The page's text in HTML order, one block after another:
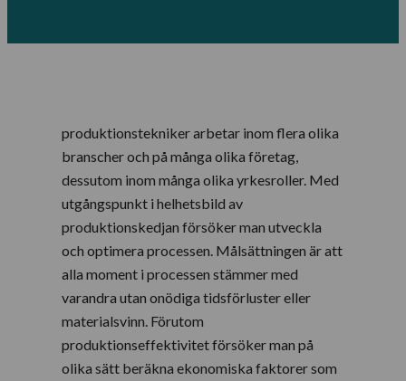
produktionstekniker arbetar inom flera olika
branscher och på många olika företag,
dessutom inom många olika yrkesroller. Med
utgångspunkt i helhetsbild av
produktionskedjan försöker man utveckla
och optimera processen. Målsättningen är att
alla moment i processen stämmer med
varandra utan onödiga tidsförluster eller
materialsvinn. Förutom
produktionseffektivitet försöker man på
olika sätt beräkna ekonomiska faktorer som